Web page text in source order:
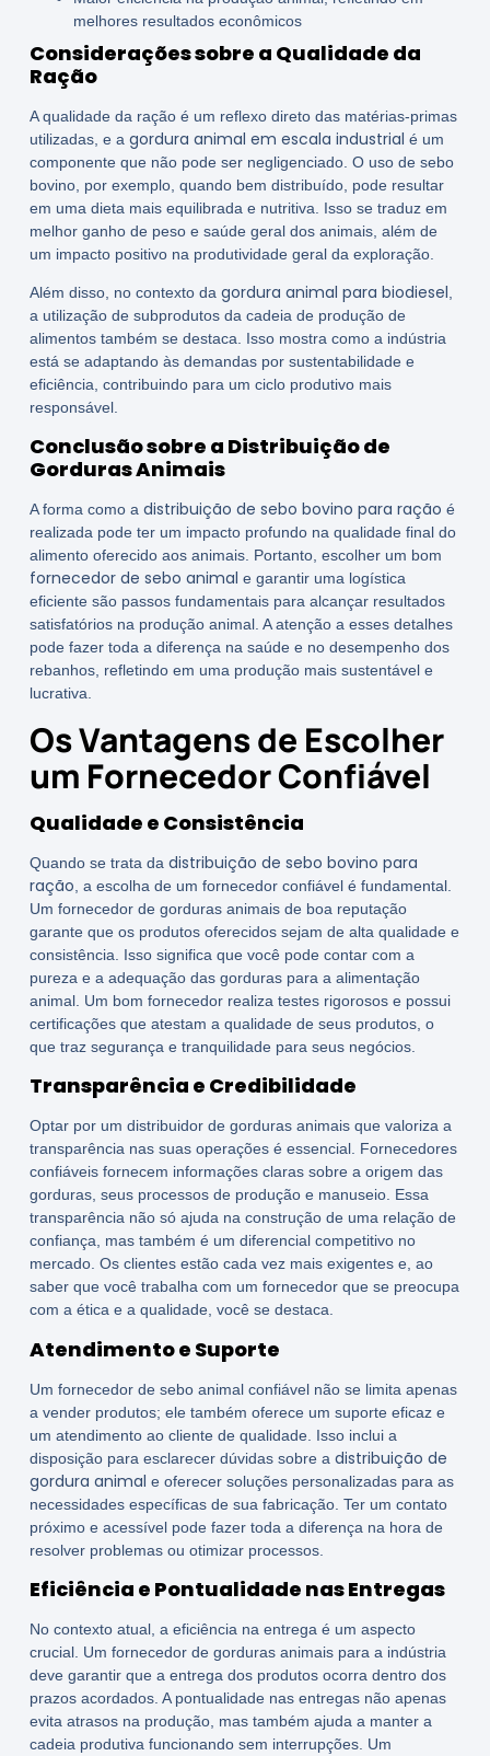
melhores resultados econômicos
Considerações sobre a Qualidade da
Ração
A qualidade da ração é um reflexo direto das matérias-primas
utilizadas, e a gordura animal em escala industrial é um
componente que não pode ser negligenciado. O uso de sebo
bovino, por exemplo, quando bem distribuído, pode resultar
em uma dieta mais equilibrada e nutritiva. Isso se traduz em
melhor ganho de peso e saúde geral dos animais, além de
um impacto positivo na produtividade geral da exploração.
Além disso, no contexto da gordura animal para biodiesel
a utilização de subprodutos da cadeia de produção de
alimentos também se destaca. Isso mostra como a indústria
está se adaptando às demandas por sustentabilidade e
eficiência, contribuindo para um ciclo produtivo mais
responsável.
Conclusão sobre a Distribuição de
Gorduras Animais
A forma como a distribuição de sebo bovino para ração é
realizada pode ter um impacto profundo na qualidade final do
alimento oferecido aos animais. Portanto, escolher um bom
fornecedor de sebo animal e garantir uma logística
eficiente são passos fundamentais para alcançar resultados
satisfatórios na produção animal. A atenção a esses detalhes
pode fazer toda a diferença na saúde e no desempenho dos
rebanhos, refletindo em uma produção mais sustentável e
lucrativa.
Os Vantagens de Escolher
um Fornecedor Confiável
Qualidade e Consistência
Quando se trata da distribuição de sebo bovino para
ração , a escolha de um fornecedor confiável é fundamental.
Um fornecedor de gorduras animais de boa reputação
garante que os produtos oferecidos sejam de alta qualidade e
consistência. Isso significa que você pode contar com a
pureza e a adequação das gorduras para a alimentação
animal. Um bom fornecedor realiza testes rigorosos e possui
certificações que atestam a qualidade de seus produtos, o
que traz segurança e tranquilidade para seus negócios.
Transparência e Credibilidade
Optar por um distribuidor de gorduras animais que valoriza a
transparência nas suas operações é essencial. Fornecedores
confiáveis fornecem informações claras sobre a origem das
gorduras, seus processos de produção e manuseio. Essa
transparência não só ajuda na construção de uma relação de
confiança, mas também é um diferencial competitivo no
mercado. Os clientes estão cada vez mais exigentes e, ao
saber que você trabalha com um fornecedor que se preocupa
com a ética e a qualidade, você se destaca.
Atendimento e Suporte
Um fornecedor de sebo animal confiável não se limita apenas
a vender produtos; ele também oferece um suporte eficaz e
um atendimento ao cliente de qualidade. Isso inclui a
disposição para esclarecer dúvidas sobre a distribuição de
gordura animal e oferecer soluções personalizadas para as
necessidades específicas de sua fabricação. Ter um contato
próximo e acessível pode fazer toda a diferença na hora de
resolver problemas ou otimizar processos.
Eficiência e Pontualidade nas Entregas
No contexto atual, a eficiência na entrega é um aspecto
crucial. Um fornecedor de gorduras animais para a indústria
deve garantir que a entrega dos produtos ocorra dentro dos
prazos acordados. A pontualidade nas entregas não apenas
evita atrasos na produção, mas também ajuda a manter a
cadeia produtiva funcionando sem interrupções. Um